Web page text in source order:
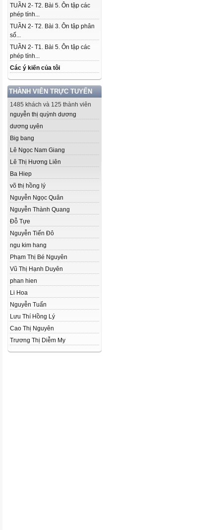
TUẦN 2- T2. Bài 5. Ôn tập các
phép tính...
TUẦN 2- T2. Bài 3. Ôn tập phân
số...
TUẦN 2- T1. Bài 5. Ôn tập các
phép tính...
Các ý kiến của tôi
THÀNH VIÊN TRỰC TUYẾN
1485 khách và 125 thành viên
nguyễn thị quỳnh dương
dương uyên
Big bang
Lê Ngọc Nam Giang
Lê Thị Hương Liên
Ba Hiep
võ thị hồng lý
Nguyễn Ngọc Quân
Nguyễn Thành Quang
Đỗ Tựe
Nguyễn Tiến Đô
ngu kim hang
Phạm Thị Bé Nguyên
Vũ Thị Hạnh Duyên
phan hien
Li Hoa
Nguyễn Tuấn
Lưu Thí Hồng Lý
Cao Thị Nguyên
Trương Thị Diễm My